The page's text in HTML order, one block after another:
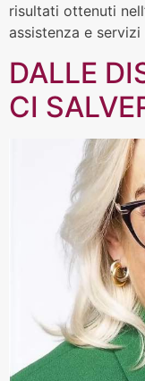
risultati ottenuti
assistenza e
DALLE
CI